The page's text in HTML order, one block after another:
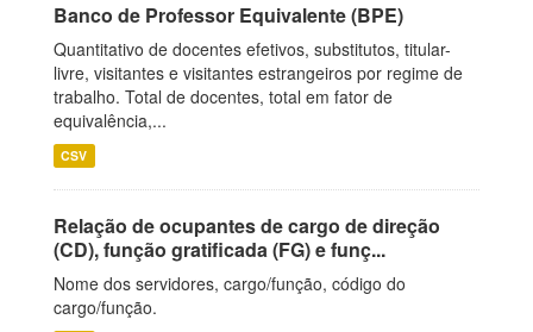
Banco de Professor Equivalente (BPE)
Quantitativo de docentes efetivos, substitutos, titular-
livre, visitantes e visitantes estrangeiros por regime de
trabalho. Total de docentes, total em fator de
equivalência,...
CSV
Relação de ocupantes de cargo de direção
(CD), função gratificada (FG) e funç...
Nome dos servidores, cargo/função, código do
cargo/função.